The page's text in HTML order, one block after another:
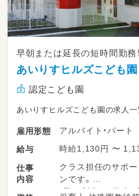
早朝または延長の短時間勤務
あいりすヒルズこども園
認定こども園
あいりすヒルズこども園の求人一
雇用形態
アルバイト・パート
給与
時給1,130円 〜
仕事
内容
クラス担任のサポー
ンです。
・歌や制作、お散歩